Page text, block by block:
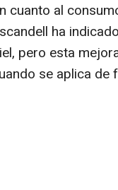
cuanto al
ha
pero esta
se aplica de